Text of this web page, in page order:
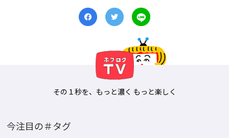
その１秒を、もっと濃く もっと楽しく
今注目の＃タグ